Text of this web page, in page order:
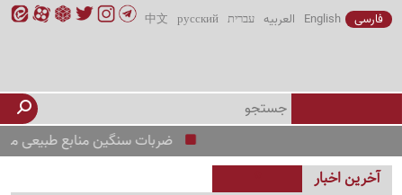
فارسی English العربیه עברית русский
中文
ضربات سنگین منابع طبیعی
آخرین اخبار